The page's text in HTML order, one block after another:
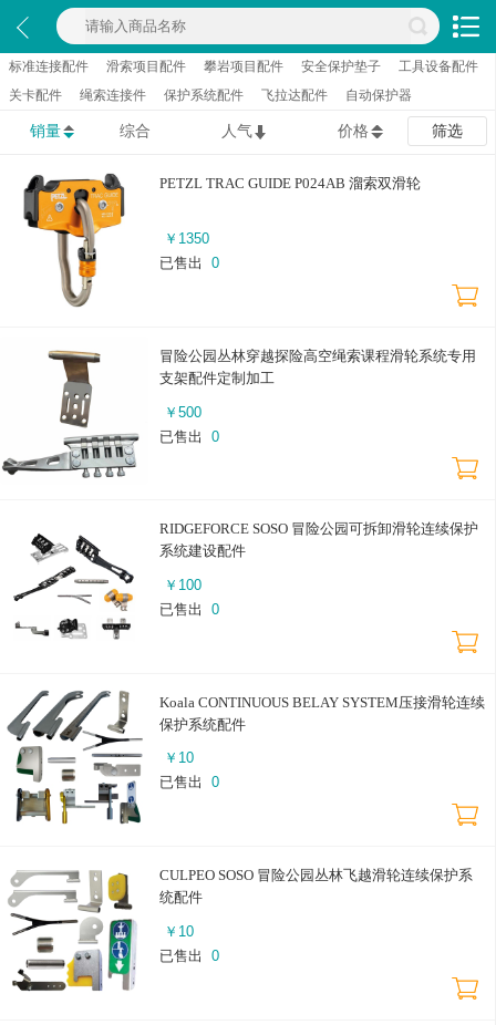
标准连接配件 滑索项目配件 攀岩项目配件 安全保护垫子
工具设备配件
关卡配件
绳索连接件 保护系统配件 飞拉达配件 自动保护器
销量 综合 人气 价格 筛选
PETZL TRAC GUIDE P024AB 溜索双滑轮
￥ 1350
已售出
0
冒险公园丛林穿越探险高空绳索课程滑轮系统专用
支架配件定制加工
￥ 500
已售出
0
RIDGEFORCE SOSO 冒险公园可拆卸滑轮连续保护
系统建设配件
￥ 100
已售出
0
Koala CONTINUOUS BELAY SYSTEM压接滑轮连续
保护系统配件
￥ 10
已售出
0
CULPEO SOSO 冒险公园丛林飞越滑轮连续保护系
统配件
￥ 10
已售出
0